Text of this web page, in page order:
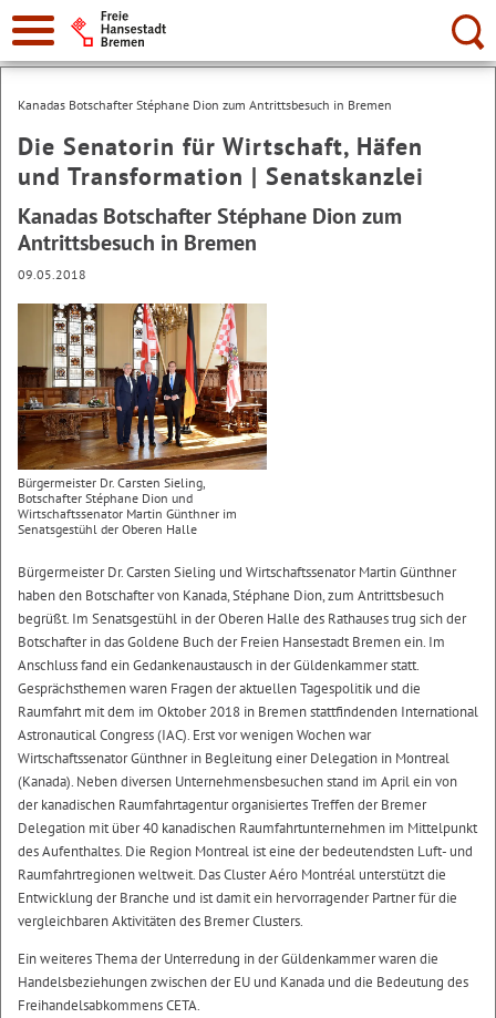
Suche:
Kanadas Botschafter Stéphane Dion zum Antrittsbesuch in Bremen
Die Senatorin für Wirtschaft, Häfen
und Transformation | Senatskanzlei
Kanadas Botschafter Stéphane Dion zum
Antrittsbesuch in Bremen
09.05.2018
Bürgermeister Dr. Carsten Sieling,
Botschafter Stéphane Dion und
Wirtschaftssenator Martin Günthner im
Senatsgestühl der Oberen Halle
Bürgermeister Dr. Carsten Sieling und Wirtschaftssenator Martin Günthner
haben den Botschafter von Kanada, Stéphane Dion, zum Antrittsbesuch
begrüßt. Im Senatsgestühl in der Oberen Halle des Rathauses trug sich der
Botschafter in das Goldene Buch der Freien Hansestadt Bremen ein. Im
Anschluss fand ein Gedankenaustausch in der Güldenkammer statt.
Gesprächsthemen waren Fragen der aktuellen Tagespolitik und die
Raumfahrt mit dem im Oktober 2018 in Bremen stattfindenden International
Astronautical Congress (IAC). Erst vor wenigen Wochen war
Wirtschaftssenator Günthner in Begleitung einer Delegation in Montreal
(Kanada). Neben diversen Unternehmensbesuchen stand im April ein von
der kanadischen Raumfahrtagentur organisiertes Treffen der Bremer
Delegation mit über 40 kanadischen Raumfahrtunternehmen im Mittelpunkt
des Aufenthaltes. Die Region Montreal ist eine der bedeutendsten Luft- und
Raumfahrtregionen weltweit. Das Cluster Aéro Montréal unterstützt die
Entwicklung der Branche und ist damit ein hervorragender Partner für die
vergleichbaren Aktivitäten des Bremer Clusters.
Ein weiteres Thema der Unterredung in der Güldenkammer waren die
Handelsbeziehungen zwischen der EU und Kanada und die Bedeutung des
Freihandelsabkommens CETA.